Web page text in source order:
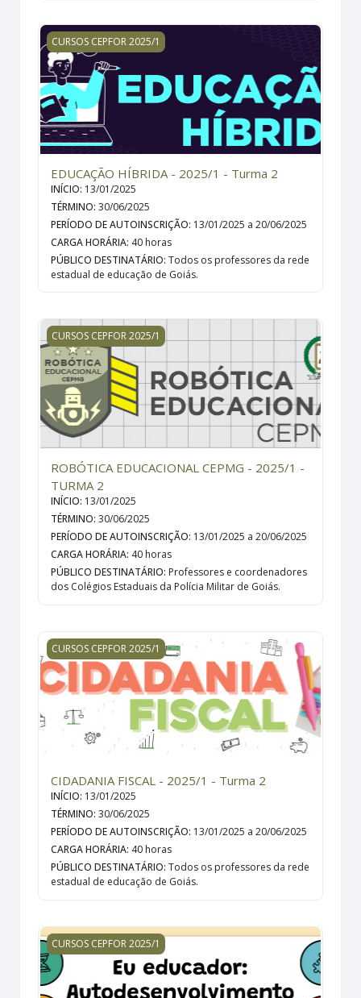
EDUCAÇÃO HÍBRIDA - 2025/1 - Turma 2
CURSOS CEPFOR 2025/1
EDUCAÇÃO HÍBRIDA - 2025/1 - Turma 2
INÍCIO: 13/01/2025
TÉRMINO:30/06/2025
PERÍODO DE AUTOINSCRIÇÃO: 13/01/2025 a 20/06/2025
CARGA HORÁRIA: 40 horas
PÚBLICO DESTINATÁRIO:Todos os professores da rede
estadual de educação de Goiás.
ROBÓTICA EDUCACIONAL CEPMG - 2025/1 - TURMA 2
CURSOS CEPFOR 2025/1
ROBÓTICA EDUCACIONAL CEPMG - 2025/1 -
TURMA 2
INÍCIO: 13/01/2025
TÉRMINO:30/06/2025
PERÍODO DE AUTOINSCRIÇÃO: 13/01/2025 a 20/06/2025
CARGA HORÁRIA: 40 horas
PÚBLICO DESTINATÁRIO: Professores e coordenadores
dos Colégios Estaduais da Polícia Militar de Goiás.
CIDADANIA FISCAL - 2025/1 - Turma 2
CURSOS CEPFOR 2025/1
CIDADANIA FISCAL - 2025/1 - Turma 2
INÍCIO: 13/01/2025
TÉRMINO:30/06/2025
PERÍODO DE AUTOINSCRIÇÃO: 13/01/2025 a 20/06/2025
CARGA HORÁRIA: 40 horas
PÚBLICO DESTINATÁRIO:Todos os professores da rede
estadual de educação de Goiás.
EU EDUCADOR: AUTODESENVOLVIMENTO NA
CURSOS CEPFOR 2025/1